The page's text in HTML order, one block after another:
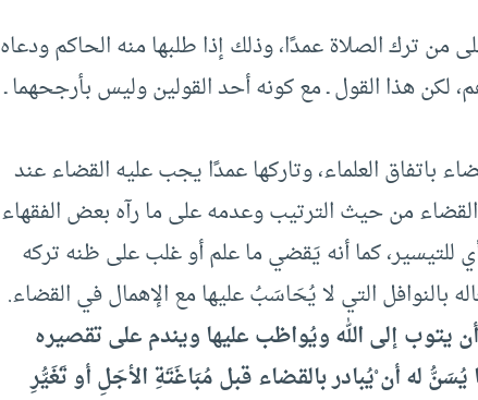
ترك الصلاة عمدًا، وذلك إذا طلبها منه الحاكم ودعاه
لكن هذا القول ـ مع كونه أحد القولين وليس بأرجحهما ـ
باتفاق العلماء، وتاركها عمدًا يجب عليه القضاء عند
من حيث الترتيب وعدمه على ما رآه بعض الفقهاء
للتيسير، كما أنه يَقضي ما علم أو غلب على ظنه تركه
بالنوافل التي لا يُحَاسَبُ عليها مع الإهمال في القضاء.
يتوب إلى الله ويُواظب عليها ويندم على تقصيره
له أن ْيُبادر بالقضاء قبل مُبَاغَتَةِ الأجَلِ أو تَغَيُّرِ